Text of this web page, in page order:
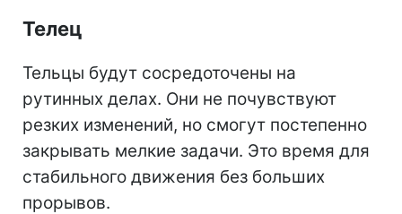
Телец
Тельцы будут сосредоточены на
рутинных делах. Они не почувствуют
резких изменений, но смогут постепенно
закрывать мелкие задачи. Это время для
стабильного движения без больших
прорывов.